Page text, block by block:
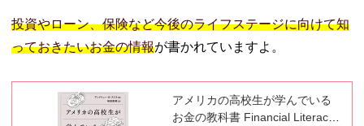
投資やローン、保険など今後のライフステージに向けて知
っておきたいお金の情報が書かれていますよ。
アメリカの高校生が学んでいる
お金の教科書 Financial Literacy